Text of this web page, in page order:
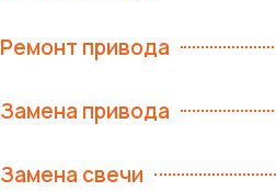
Ремонт привода
Замена привода
Замена свечи